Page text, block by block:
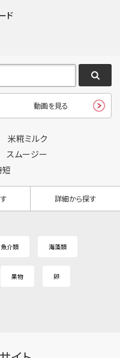
ド
動画を見る
米糀ミルク
スムージー
短
詳細から探す
魚介類 海藻類
果物 卵